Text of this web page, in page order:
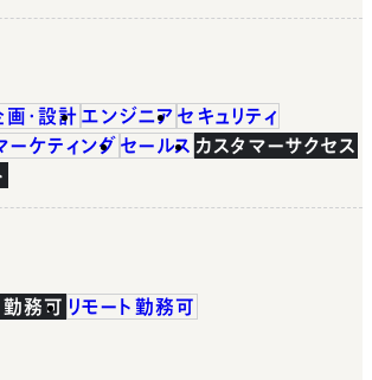
画・設計 エンジニア セキュリティ
ーケティング セールス カスタマーサクセス
勤務可 リモート勤務可